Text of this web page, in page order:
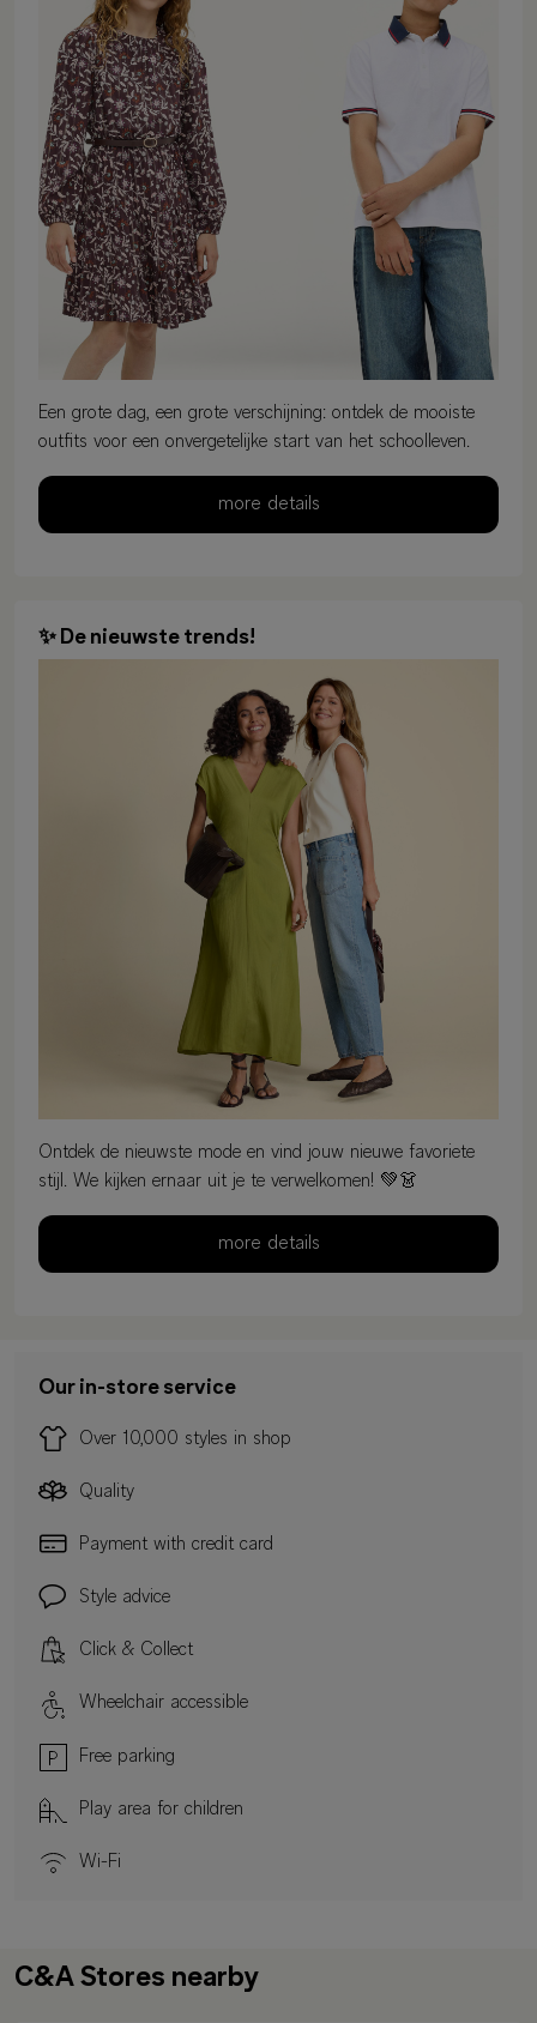
Een grote dag, een grote verschijning: ontdek de mooiste
outfits voor een onvergetelijke start van het schoolleven.
more details
✨ De nieuwste trends!
Ontdek de nieuwste mode en vind jouw nieuwe favoriete
stijl. We kijken ernaar uit je te verwelkomen! 💚👗
more details
Our in-store service
Over 10,000 styles in shop
Quality
Payment with credit card
Style advice
Click & Collect
Wheelchair accessible
Free parking
Play area for children
Wi-Fi
C&A Stores nearby